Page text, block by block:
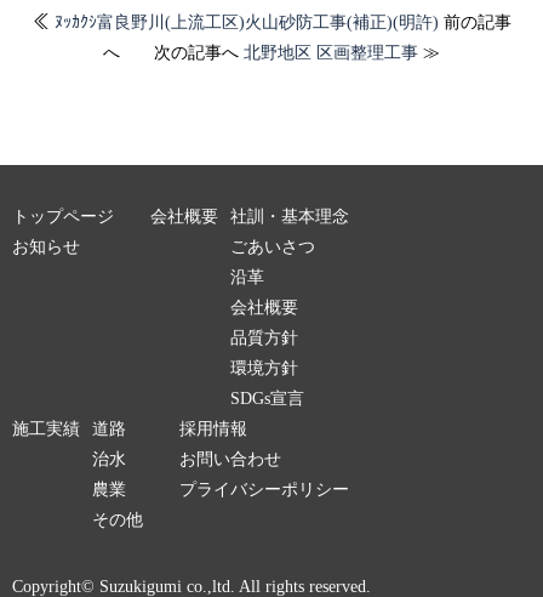
≪ ﾇｯｶｸｼ富良野川(上流工区)火山砂防工事(補正)(明許) 前の記事
へ 次の記事へ 北野地区 区画整理工事 ≫
トップページ
お知らせ
会社概要
社訓・基本理念
ごあいさつ
沿革
会社概要
品質方針
環境方針
SDGs宣言
施工実績
道路
治水
農業
その他
採用情報
お問い合わせ
プライバシーポリシー
Copyright© Suzukigumi co.,ltd. All rights reserved.